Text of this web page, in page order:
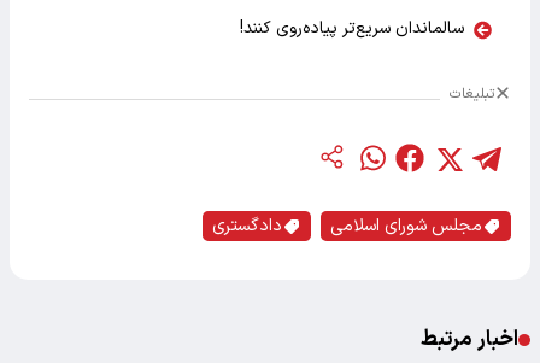
سالماندان سریع‌تر پیاده‌روی کنند!
تبلیغات
مجلس شورای اسلامی دادگستری
اخبار مرتبط